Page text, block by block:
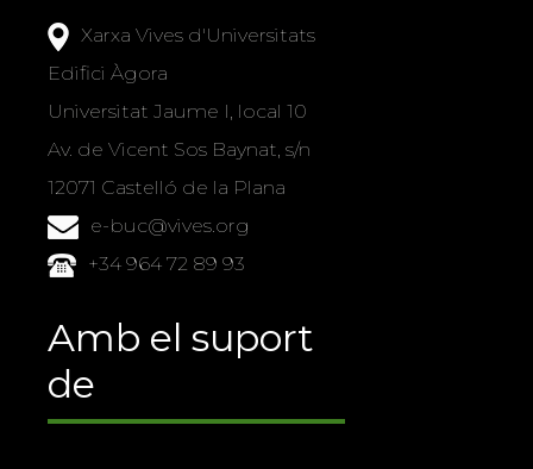
Xarxa Vives d'Universitats
Edifici Àgora
Universitat Jaume I, local 10
Av. de Vicent Sos Baynat, s/n
12071 Castelló de la Plana
e-buc@vives.org
+34 964 72 89 93
Amb el suport
de